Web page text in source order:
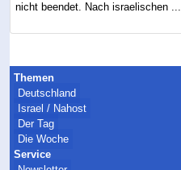
nicht beendet. Nach israelischen ...
Themen
Deutschland
Israel / Nahost
Der Tag
Die Woche
Service